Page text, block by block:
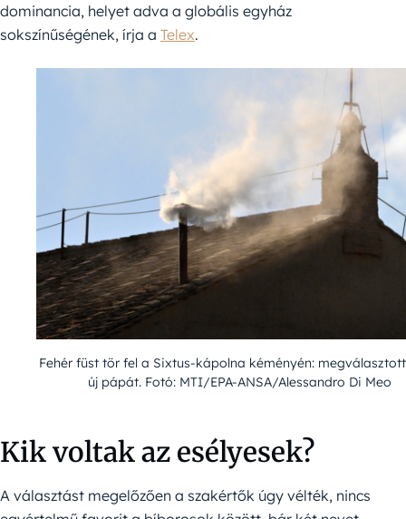
dominancia, helyet adva a globális egyház
sokszínűségének, írja a Telex.
Fehér füst tör fel a Sixtus-kápolna kéményén:
új pápát. Fotó: MTI/EPA-ANSA/Alessandro Di Meo
Kik voltak az esélyesek?
A választást megelőzően a szakértők úgy vélték, nincs